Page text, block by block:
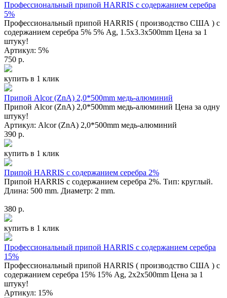
Профессиональный припой HARRIS с содержанием серебра
5%
Профессиональный припой HARRIS ( производство США ) с
содержанием серебра 5% 5% Ag, 1.5x3.3x500mm Цена за 1
штуку!
Артикул: 5%
750 р.
купить в 1 клик
Припой Alcor (ZnA) 2,0*500mm медь-алюминий
Припой Alcor (ZnA) 2,0*500mm медь-алюминий Цена за одну
штуку!
Артикул: Alcor (ZnA) 2,0*500mm медь-алюминий
390 р.
купить в 1 клик
Припой HARRIS с содержанием серебра 2%
Припой HARRIS с содержанием серебра 2%. Тип: круглый.
Длина: 500 mm. Диаметр: 2 mm.
380 р.
купить в 1 клик
Профессиональный припой HARRIS с содержанием серебра
15%
Профессиональный припой HARRIS ( производство США ) с
содержанием серебра 15% 15% Ag, 2x2x500mm Цена за 1
штуку!
Артикул: 15%